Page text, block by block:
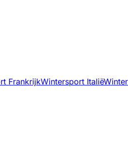
FrankrijkWintersport Italië